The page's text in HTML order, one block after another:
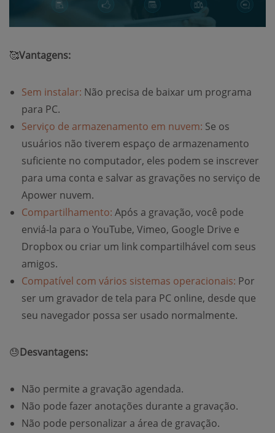
🥰Vantagens:
Sem instalar: Não precisa de baixar um programa
para PC.
Serviço de armazenamento em nuvem: Se os
usuários não tiverem espaço de armazenamento
suficiente no computador, eles podem se inscrever
para uma conta e salvar as gravações no serviço de
Apower nuvem.
Compartilhamento: Após a gravação, você pode
enviá-la para o YouTube, Vimeo, Google Drive e
Dropbox ou criar um link compartilhável com seus
amigos.
Compatível com vários sistemas operacionais: Por
ser um gravador de tela para PC online, desde que
seu navegador possa ser usado normalmente.
😓Desvantagens:
Não permite a gravação agendada.
Não pode fazer anotações durante a gravação.
Não pode personalizar a área de gravação.